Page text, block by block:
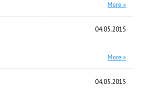
More »
04.05.2015
More »
04.05.2015